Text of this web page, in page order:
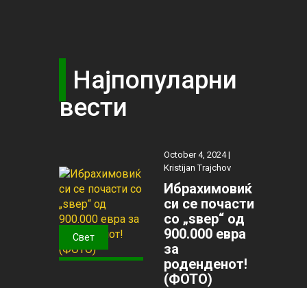
Најпопуларни
вести
Свет
October 4, 2024 |
Kristijan Trajchov
Ибрахимовиќ
си се почасти
со „ѕвер“ од
900.000 евра
за
роденденот!
(ФОТО)